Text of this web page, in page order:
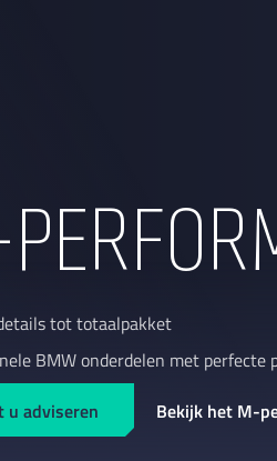
tot totaalpakket
BMW onderdelen met perfecte
u adviseren Bekijk het M-